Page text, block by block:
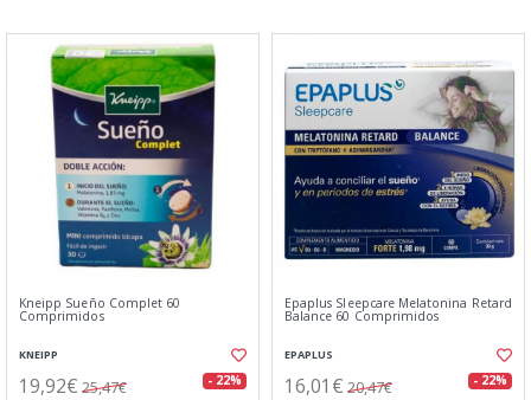
Kneipp Sueño Complet 60
Comprimidos
KNEIPP
19,92€ 25,47€ - 22%
Epaplus Sleepcare Melatonina Retard
Balance 60 Comprimidos
EPAPLUS
16,01€ 20,47€ - 22%